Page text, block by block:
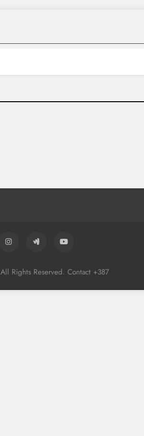
Rights Reserved. Contact +387